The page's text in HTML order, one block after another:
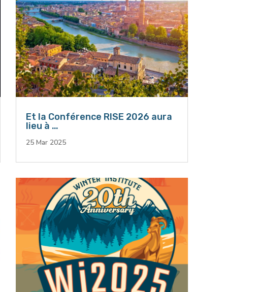
Et la Conférence RISE 2026 aura
lieu à …
25 Mar 2025